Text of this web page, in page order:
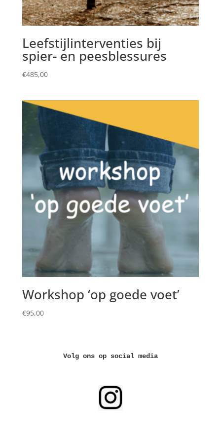
Leefstijlinterventies bij
spier- en peesblessures
€485,00
Workshop ‘op goede voet’
€95,00
Volg ons op social media